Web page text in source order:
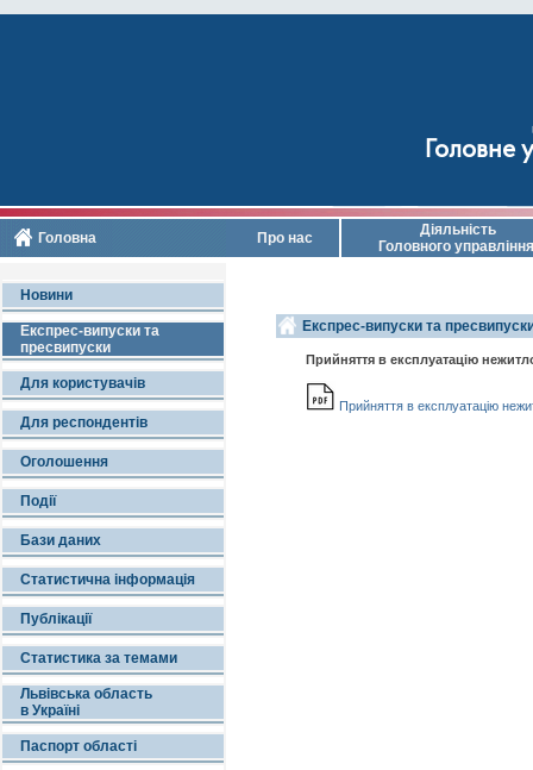
Головне
Головна Про нас
Діяльність
Головного управління
Новини
Експрес-випуски та
пресвипуски
Для користувачів
Для респондентів
Оголошення
Події
Бази даних
Статистична інформація
Публікації
Статистика за темами
Львівська область
в Україні
Паспорт області
Експрес-випуски та
Прийняття в експлуатацію
Прийняття в експлуатацію